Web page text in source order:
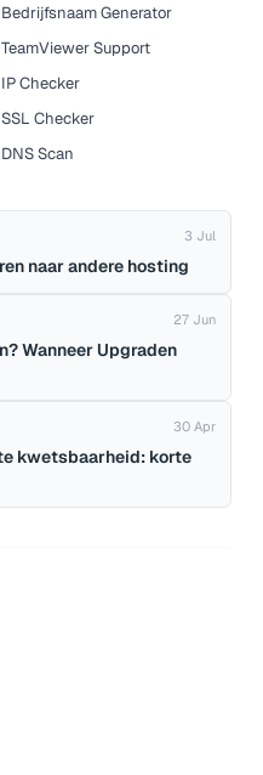
Bedrijfsnaam Generator
TeamViewer Support
IP Checker
SSL Checker
DNS Scan
3 Jul
naar andere hosting
27 Jun
Wanneer Upgraden
30 Apr
kwetsbaarheid: korte